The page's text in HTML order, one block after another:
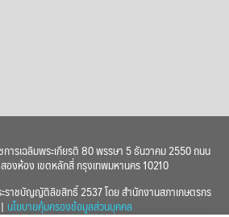
ารเฉลิมพระเกียรติ 80 พรรษา 5 ธันวาคม 2550 ถนน
องห้อง เขตหลักสี่ กรุงเทพมหานคร 10210
าชบัญญัติลิขสิทธิ์ 2537 โดย สำนักงานสภาเกษตรกร
นโยบายคุ้มครองข้อมูลส่วนบุคคล